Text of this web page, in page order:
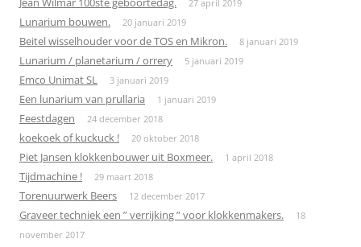
27 april 2019
Lunarium bouwen. 20 januari 2019
Beitel wisselhouder voor de TOS en Mikron. 8 januari 2019
Lunarium / planetarium / orrery 5 januari 2019
Emco Unimat SL 3 januari 2019
Een lunarium van prullaria 1 januari 2019
Feestdagen 24 december 2018
koekoek of kuckuck ! 20 oktober 2018
Piet Jansen klokkenbouwer uit Boxmeer. 1 april 2018
Tijdmachine ! 29 maart 2018
Torenuurwerk Beers 12 december 2017
Graveer techniek een ” verrijking ” voor klokkenmakers.
18
november 2017